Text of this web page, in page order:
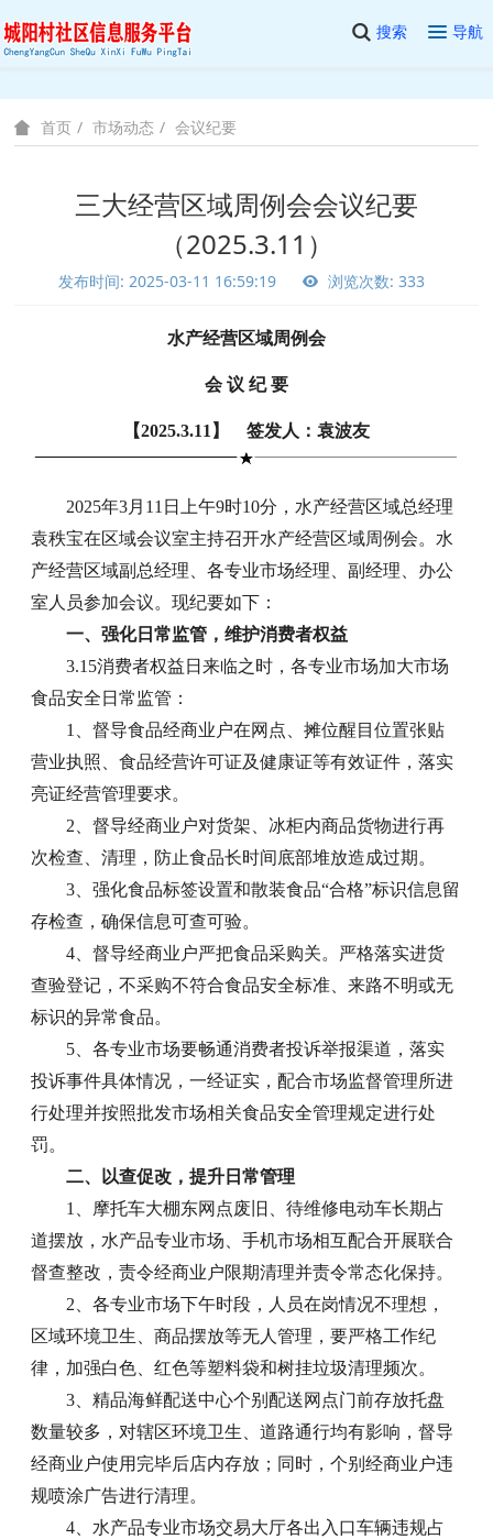
搜索 导航
首页 市场动态 会议纪要
三大经营区域周例会会议纪要
（2025.3.11）
发布时间: 2025-03-11 16:59:19 浏览次数: 333
水产经营区域周例会
会 议 纪 要
【2025.3.11】 签发人：袁波友
2025年3月11日上午9时10分，水产经营区域总经理
袁秩宝在区域会议室主持召开水产经营区域周例会。水
产经营区域副总经理、各专业市场经理、副经理、办公
室人员参加会议。现纪要如下：
一、强化日常监管，维护消费者权益
3.15消费者权益日来临之时，各专业市场加大市场
食品安全日常监管：
1、督导食品经商业户在网点、摊位醒目位置张贴
营业执照、食品经营许可证及健康证等有效证件，落实
亮证经营管理要求。
2、督导经商业户对货架、冰柜内商品货物进行再
次检查、清理，防止食品长时间底部堆放造成过期。
3、强化食品标签设置和散装食品“合格”标识信息留
存检查，确保信息可查可验。
4、督导经商业户严把食品采购关。严格落实进货
查验登记，不采购不符合食品安全标准、来路不明或无
标识的异常食品。
5、各专业市场要畅通消费者投诉举报渠道，落实
投诉事件具体情况，一经证实，配合市场监督管理所进
行处理并按照批发市场相关食品安全管理规定进行处
罚。
二、以查促改，提升日常管理
1、摩托车大棚东网点废旧、待维修电动车长期占
道摆放，水产品专业市场、手机市场相互配合开展联合
督查整改，责令经商业户限期清理并责令常态化保持。
2、各专业市场下午时段，人员在岗情况不理想，
区域环境卫生、商品摆放等无人管理，要严格工作纪
律，加强白色、红色等塑料袋和树挂垃圾清理频次。
3、精品海鲜配送中心个别配送网点门前存放托盘
数量较多，对辖区环境卫生、道路通行均有影响，督导
经商业户使用完毕后店内存放；同时，个别经商业户违
规喷涂广告进行清理。
4、水产品专业市场交易大厅各出入口车辆违规占